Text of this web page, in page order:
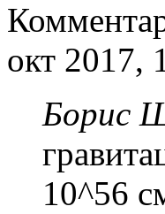
окт 2017,
Борис
10^56